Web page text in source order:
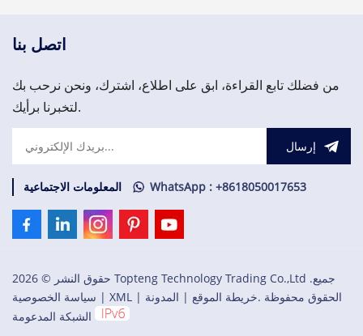
العاجلة من قطع الغيار المهمة،
اتصل بنا
من فضلك تابع القراءة، ابق على اطلاع، اشترك، ونحن نرحب بك
لتخبرنا برأيك.
إرسال
المعلومات الاجتماعية WhatsApp : +8618050017653
حقوق النشر © 2026 Topteng Technology Trading Co.,Ltd .جميع
الحقوق محفوظة .خريطة الموقع | المدونة |
XML
| سياسة الخصوصية
الشبكة المدعومة